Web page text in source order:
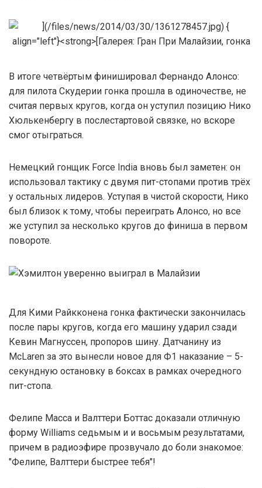
В итоге четвёртым финишировал Фернандо Алонсо:
для пилота Скудерии гонка прошла в одиночестве, не
считая первых кругов, когда он уступил позицию Нико
Хюлькенбергу в послестартовой связке, но вскоре
смог отыграться.
Немецкий гонщик Force India вновь был заметен: он
использовал тактику с двумя пит-стопами против трёх
у остальных лидеров. Уступая в чистой скорости, Нико
был близок к тому, чтобы переиграть Алонсо, но все
же уступил за несколько кругов до финиша в первом
повороте.
Для Кими Райкконена гонка фактически закончилась
после пары кругов, когда его машину ударил сзади
Кевин Магнуссен, пропоров шину. Датчанину из
McLaren за это вынесли новое для Ф1 наказание – 5-
секундную остановку в боксах в рамках очередного
пит-стопа.
Фелипе Масса и Валттери Боттас доказали отличную
форму Williams седьмым и и восьмым результатами,
причем в радиоэфире прозвучало до боли знакомое:
"Фелипе, Валттери быстрее тебя"!